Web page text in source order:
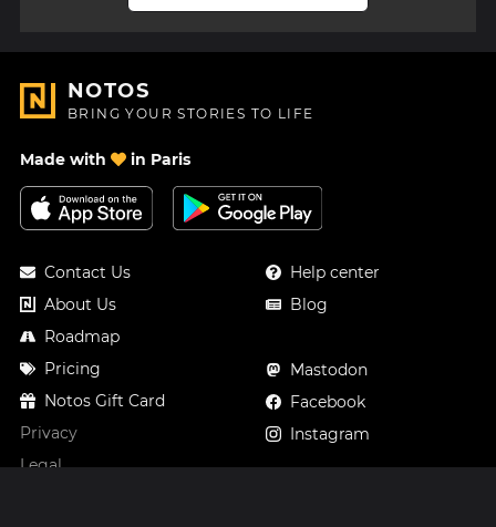
NOTOS
BRING YOUR STORIES TO LIFE
Made with in Paris
Contact Us
About Us
Roadmap
Pricing
Notos Gift Card
Privacy
Legal
Help center
Blog
Mastodon
Facebook
Instagram